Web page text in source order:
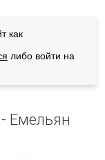
как
либо войти на
Емельян